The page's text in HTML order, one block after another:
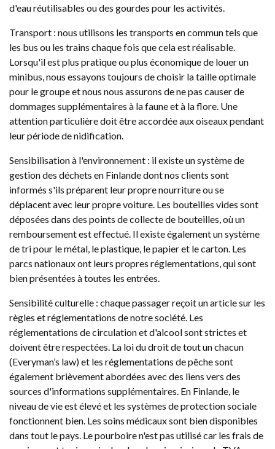
d'eau réutilisables ou des gourdes pour les activités.
Transport : nous utilisons les transports en commun tels que
les bus ou les trains chaque fois que cela est réalisable.
Lorsqu'il est plus pratique ou plus économique de louer un
minibus, nous essayons toujours de choisir la taille optimale
pour le groupe et nous nous assurons de ne pas causer de
dommages supplémentaires à la faune et à la flore. Une
attention particulière doit être accordée aux oiseaux pendant
leur période de nidification.
Sensibilisation à l'environnement : il existe un système de
gestion des déchets en Finlande dont nos clients sont
informés s'ils préparent leur propre nourriture ou se
déplacent avec leur propre voiture. Les bouteilles vides sont
déposées dans des points de collecte de bouteilles, où un
remboursement est effectué. Il existe également un système
de tri pour le métal, le plastique, le papier et le carton. Les
parcs nationaux ont leurs propres réglementations, qui sont
bien présentées à toutes les entrées.
Sensibilité culturelle : chaque passager reçoit un article sur les
règles et réglementations de notre société. Les
réglementations de circulation et d'alcool sont strictes et
doivent être respectées. La loi du droit de tout un chacun
(Everyman’s law) et les réglementations de pêche sont
également brièvement abordées avec des liens vers des
sources d'informations supplémentaires. En Finlande, le
niveau de vie est élevé et les systèmes de protection sociale
fonctionnent bien. Les soins médicaux sont bien disponibles
dans tout le pays. Le pourboire n'est pas utilisé car les frais de